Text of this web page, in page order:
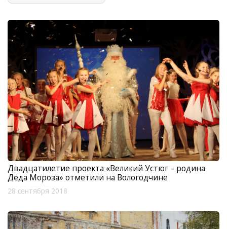
Двадцатилетие проекта «Великий Устюг – родина
Деда Мороза» отметили на Вологодчине
28 сентября 2018